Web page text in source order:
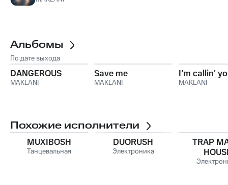
Альбомы
По дате выхода
DANGEROUS
MAKLANI
Save me
MAKLANI
I'm callin'
MAKLANI
Похожие исполнители
MUXIBOSH
Танцевальная
DUORUSH
Электроника
TRAP